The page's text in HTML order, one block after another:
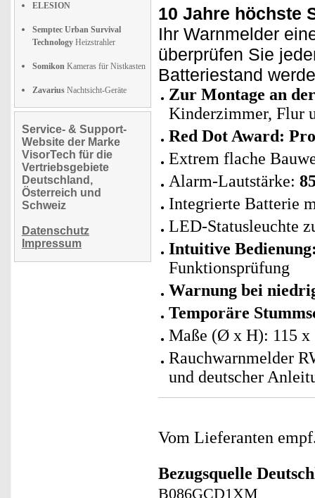
ELESION
Semptec Urban Survival
Technology Heizstrahler
Somikon Kameras für Nistkasten
Zavarius Nachtsicht-Geräte
Service- & Support-
Website der Marke
VisorTech für die
Vertriebsgebiete
Deutschland,
Österreich und
Schweiz
Datenschutz
Impressum
10 Jahre höchste
Ihr Warnmelder
überprüfen Sie
Batteriestand
Zur Montage an
Kinderzimmer, Flur
Red Dot Award:
Extrem flache
Alarm-Lautstärke:
Integrierte Batterie
LED-Statusleuchte
Intuitive
Funktionsprüfung
Warnung bei
Temporäre
Maße (Ø x H): 115 x
Rauchwarnmelder
und deutscher
Vom Lieferanten
Bezugsquelle
B086GCD1XM